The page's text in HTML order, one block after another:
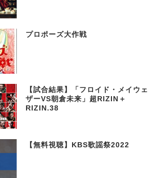
プロポーズ大作戦
【試合結果】「フロイド・メイウェ
ザーVS朝倉未来」超RIZIN＋
RIZIN.38
【無料視聴】KBS歌謡祭2022